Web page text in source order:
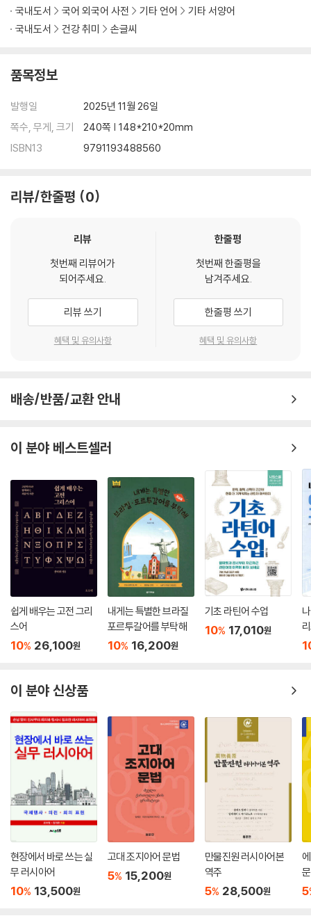
국내도서 국어 외국어 사전 기타 언어
기타 서양어
국내도서
건강 취미 손글씨
품목정보
발행일
2025년 11월 26일
쪽수, 무게, 크기
240쪽 | 148*210*20mm
ISBN13
9791193488560
리뷰/한줄평 0
리뷰
첫번째 리뷰어가
되어주세요.
리뷰 쓰기
혜택 및 유의사항
한줄평
첫번째 한줄평을
남겨주세요.
한줄평 쓰기
혜택 및 유의사항
배송/반품/교환 안내
이 분야 베스트셀러
쉽게 배우는 고전 그리
스어
10% 26,100원
내게는 특별한 브라질
포르투갈어를 부탁해
10% 16,200원
기초 라틴어 수업
10% 17,010원
이 분야 신상품
현장에서 바로 쓰는 실
무 러시아어
10% 13,500원
고대 조지아어 문법
5% 15,200원
만물진원 러시아어본
역주
5% 28,500원 5